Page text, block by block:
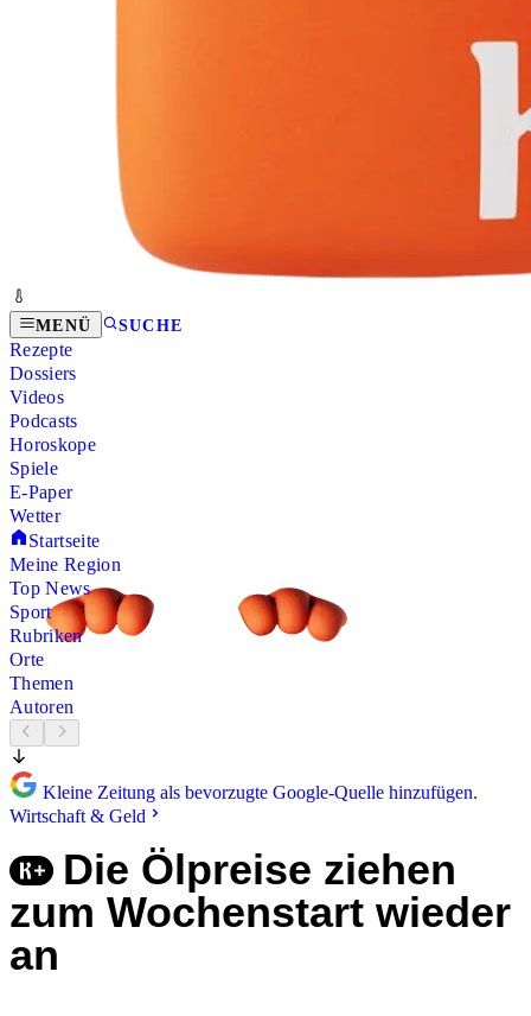
MENÜ SUCHE
Rezepte
Dossiers
Videos
Podcasts
Horoskope
Spiele
E-Paper
Wetter
Startseite
Meine Region
Top News
Sport
Rubriken
Orte
Themen
Autoren
Kleine Zeitung als bevorzugte Google-Quelle hinzufügen.
Wirtschaft & Geld
Die Ölpreise ziehen
zum Wochenstart wieder
an